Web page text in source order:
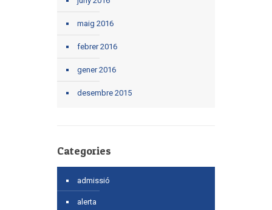
maig 2016
febrer 2016
gener 2016
desembre 2015
Categories
admissió
alerta